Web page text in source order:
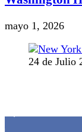
mayo 1, 2026
24 de Julio